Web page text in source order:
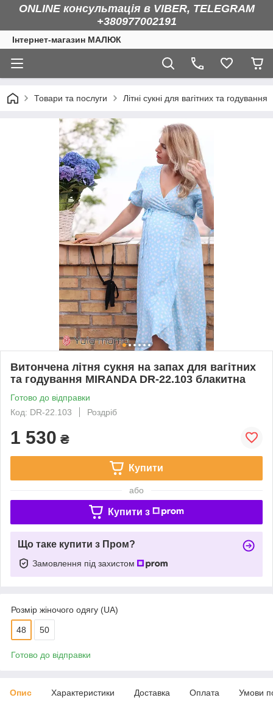
ONLINE консультація в VIBER, TELEGRAM
+380977002191
Інтернет-магазин МАЛЮК
Товари та послуги Літні сукні для вагітних та годування
Витончена літня сукня на запах для вагітних
та годування MIRANDA DR-22.103 блакитна
Готово до відправки
Код: DR-22.103
Роздріб
1 530 ₴
Купити
або
Купити з
Що таке купити з Пром?
Замовлення під захистом
Розмір жіночого одягу (UA)
48 50
Готово до відправки
Опис Характеристики Доставка Оплата Умови